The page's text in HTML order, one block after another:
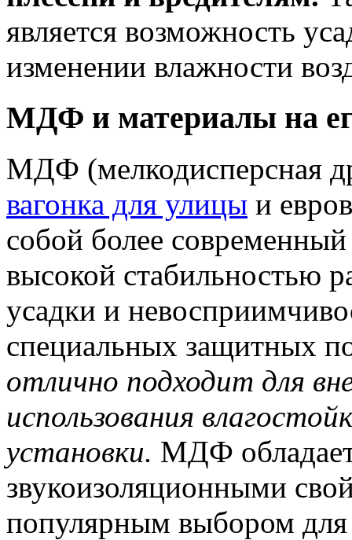
является возможность
изменении влажности
МДФ и материалы на
МДФ (мелкодисперсная
вагонка для улицы и
собой более
высокой стабильностью
усадки и
специальных защитных
отлично подходит для
использования
установки. МДФ
звукоизоляционными
популярным выбором